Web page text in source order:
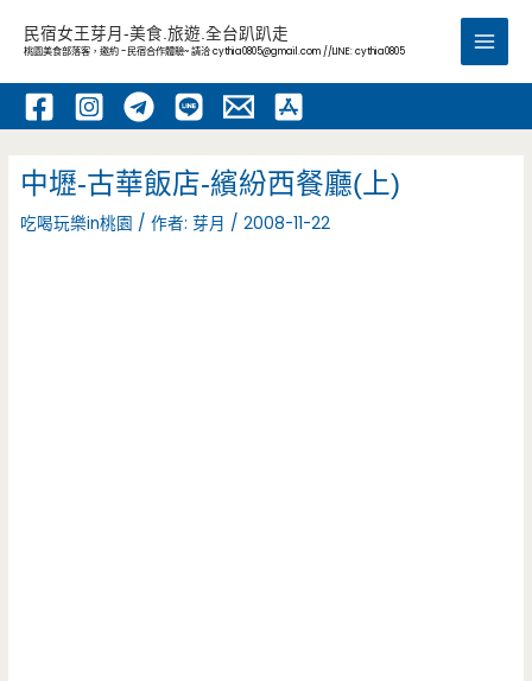
內
民宿女王芽月-美食.旅遊.全台趴趴走
桃園美食部落客，邀約 -民宿合作體驗~ 請洽cythia0805@gmail.com //LINE: cythia0805
Main
中壢-古華飯店-繽紛西餐廳(上)
吃喝玩樂in桃園 / 作者:芽月 /2008-11-22